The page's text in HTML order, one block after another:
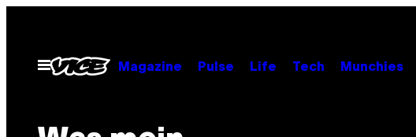
contentOpen
Menu
Magazine Pulse Life Tech Munchies